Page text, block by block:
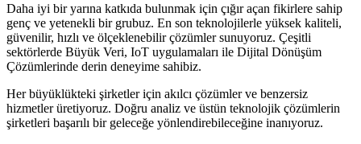
Daha iyi bir yarına katkıda bulunmak için çığır açan fikirlere sahip
genç ve yetenekli bir grubuz. En son teknolojilerle yüksek kaliteli,
güvenilir, hızlı ve ölçeklenebilir çözümler sunuyoruz. Çeşitli
sektörlerde Büyük Veri, IoT uygulamaları ile Dijital Dönüşüm
Çözümlerinde derin deneyime sahibiz.
Her büyüklükteki şirketler için akılcı çözümler ve benzersiz
hizmetler üretiyoruz. Doğru analiz ve üstün teknolojik çözümlerin
şirketleri başarılı bir geleceğe yönlendirebileceğine inanıyoruz.